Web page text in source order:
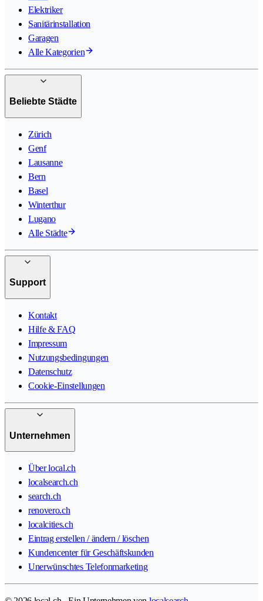
Elektriker
Sanitärinstallation
Garagen
Alle Kategorien
Beliebte Städte
Zürich
Genf
Lausanne
Bern
Basel
Winterthur
Lugano
Alle Städte
Support
Kontakt
Hilfe & FAQ
Impressum
Nutzungsbedingungen
Datenschutz
Cookie-Einstellungen
Unternehmen
Über local.ch
localsearch.ch
search.ch
renovero.ch
localcities.ch
Eintrag erstellen / ändern / löschen
Kundencenter für Geschäftskunden
Unerwünschtes Telefonmarketing